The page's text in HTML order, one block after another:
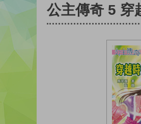
公主傳奇 5 穿